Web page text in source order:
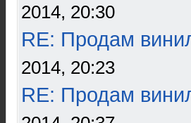
2014, 20:30
RE: Продам
2014, 20:23
RE: Продам